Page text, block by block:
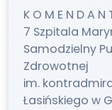
K O M E N D A N
7 Szpitala
Samodzielny
Zdrowotnej
im.
Łasińskiego w